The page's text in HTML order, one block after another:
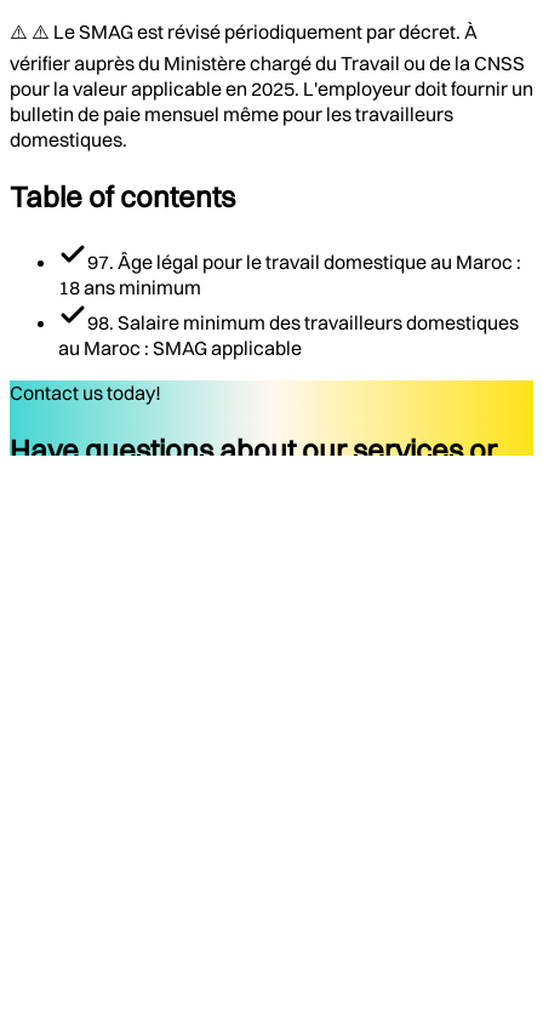
⚠️ ⚠️ Le SMAG est révisé périodiquement par décret. À
vérifier auprès du Ministère chargé du Travail ou de la CNSS
pour la valeur applicable en 2025. L'employeur doit fournir un
bulletin de paie mensuel même pour les travailleurs
domestiques.
Table of contents
97. Âge légal pour le travail domestique au Maroc :
18 ans minimum
98. Salaire minimum des travailleurs domestiques
au Maroc : SMAG applicable
Contact us today!
Have questions about our services or